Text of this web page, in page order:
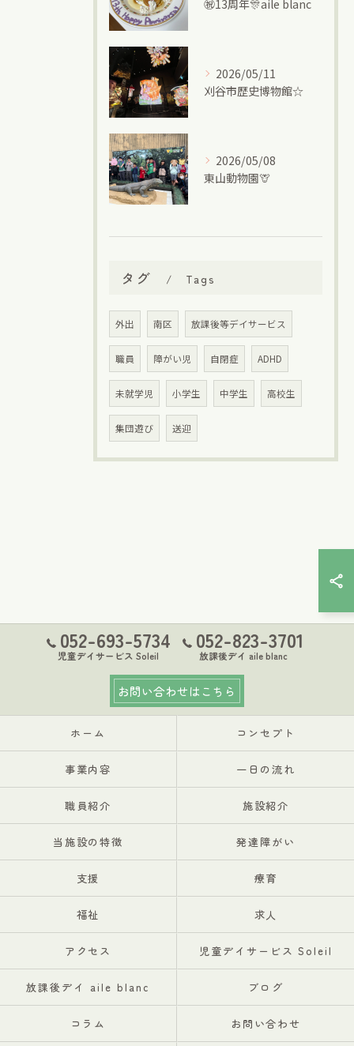
㊗13周年🎊aile blanc
2026/05/11
刈谷市歴史博物館☆
2026/05/08
東山動物園🦒
タグ Tags
外出 南区 放課後等デイサービス
職員 障がい児 自閉症 ADHD
未就学児 小学生 中学生 高校生
集団遊び 送迎
052-693-5734
児童デイサービス Soleil
052-823-3701
放課後デイ aile blanc
お問い合わせはこちら
ホーム コンセプト
事業内容 一日の流れ
職員紹介 施設紹介
当施設の特徴 発達障がい
支援 療育
福祉 求人
アクセス 児童デイサービス Soleil
放課後デイ aile blanc ブログ
コラム お問い合わせ